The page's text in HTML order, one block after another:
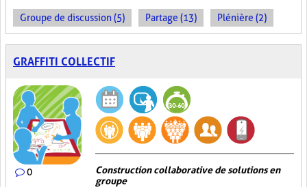
Groupe de discussion (5) Partage (13) Plénière (2)
GRAFFITI COLLECTIF
0
Construction collaborative de solutions en
groupe